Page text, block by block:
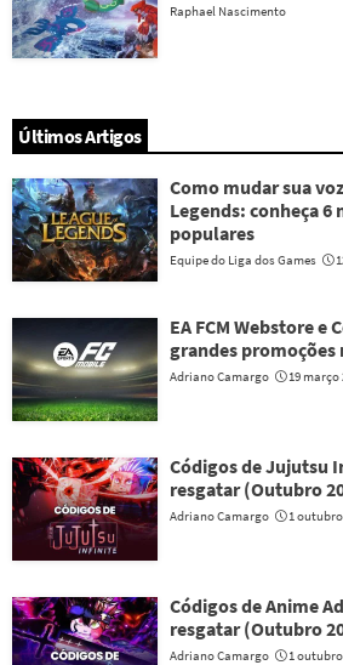
Raphael Nascimento
Últimos Artigos
Como mudar sua
Legends: conheça 6
populares
Equipe do Liga dos Games
EA FCM Webstore e
grandes promoções
Adriano Camargo 19 março
Códigos de Jujutsu
resgatar (Outubro
Adriano Camargo 1 outubro
Códigos de Anime
resgatar (Outubro
Adriano Camargo 1 outubro